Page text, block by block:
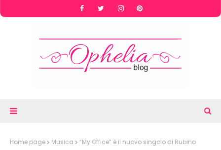
Home page Musica “My Office” è il nuovo singolo di Rubino